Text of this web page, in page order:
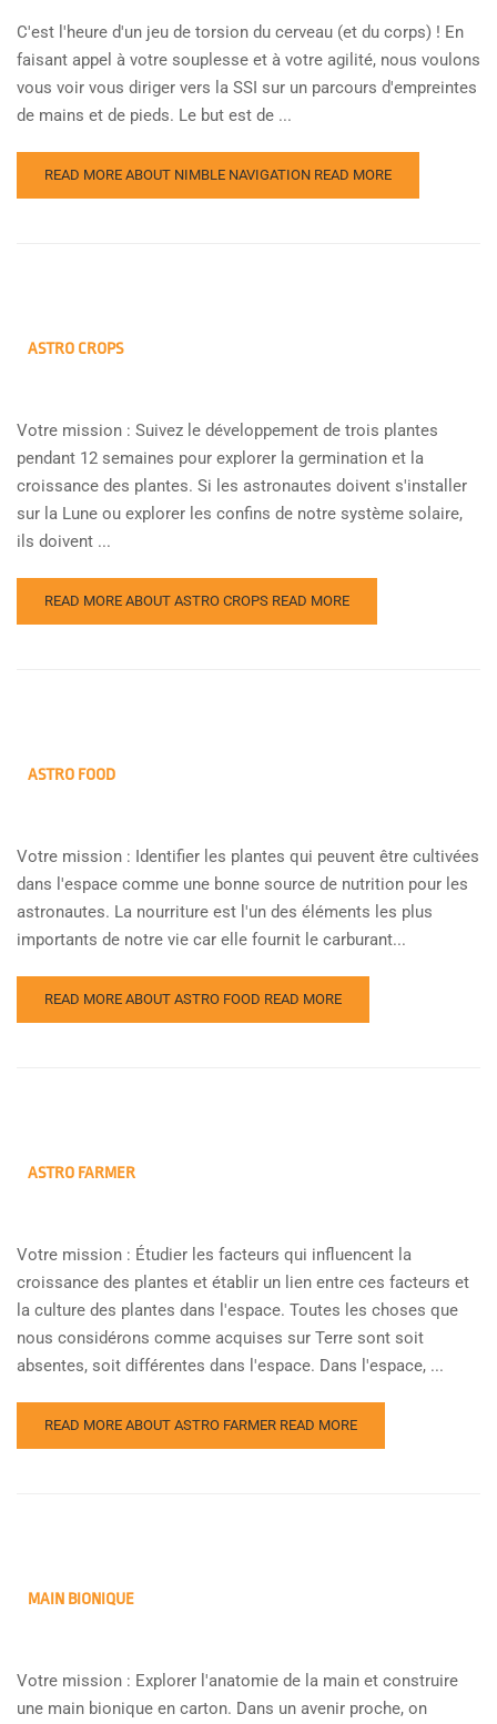
C'est l'heure d'un jeu de torsion du cerveau (et du corps) ! En
faisant appel à votre souplesse et à votre agilité, nous voulons
vous voir vous diriger vers la SSI sur un parcours d'empreintes
de mains et de pieds. Le but est de ...
READ MORE ABOUT NIMBLE NAVIGATION READ MORE
ASTRO CROPS
Votre mission : Suivez le développement de trois plantes
pendant 12 semaines pour explorer la germination et la
croissance des plantes. Si les astronautes doivent s'installer
sur la Lune ou explorer les confins de notre système solaire,
ils doivent ...
READ MORE ABOUT ASTRO CROPS READ MORE
ASTRO FOOD
Votre mission : Identifier les plantes qui peuvent être cultivées
dans l'espace comme une bonne source de nutrition pour les
astronautes. La nourriture est l'un des éléments les plus
importants de notre vie car elle fournit le carburant...
READ MORE ABOUT ASTRO FOOD READ MORE
ASTRO FARMER
Votre mission : Étudier les facteurs qui influencent la
croissance des plantes et établir un lien entre ces facteurs et
la culture des plantes dans l'espace. Toutes les choses que
nous considérons comme acquises sur Terre sont soit
absentes, soit différentes dans l'espace. Dans l'espace, ...
READ MORE ABOUT ASTRO FARMER READ MORE
MAIN BIONIQUE
Votre mission : Explorer l'anatomie de la main et construire
une main bionique en carton. Dans un avenir proche, on